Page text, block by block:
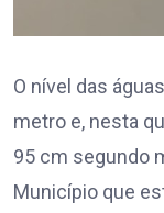
O nível das
metro e, nesta
95 cm segundo
Município que